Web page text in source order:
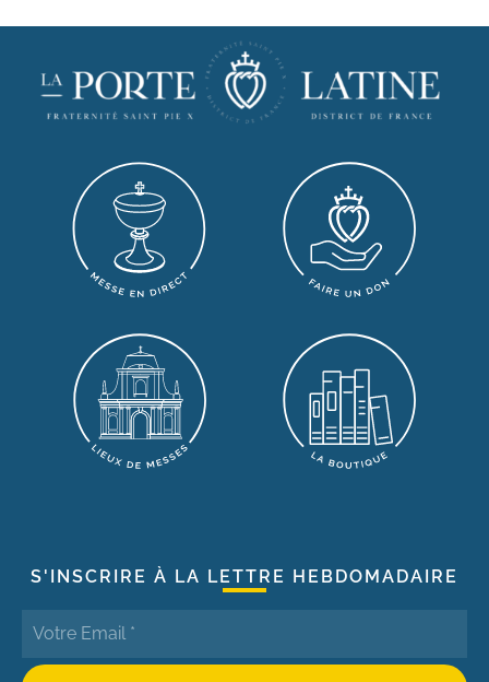
S'INSCRIRE À LA LETTRE HEBDOMADAIRE